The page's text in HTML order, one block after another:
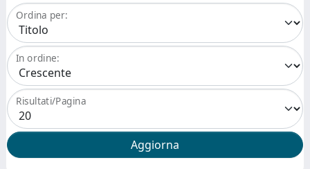
Ordina per:
In ordine:
Risultati/Pagina